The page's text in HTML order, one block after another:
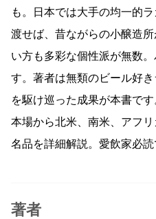
も。日本では大手の均一的
渡せば、昔ながらの小醸造
い方も多彩な個性派が無数
す。著者は無類のビール好
を駆け巡った成果が本書で
本場から北米、南米、アフ
名品を詳細解説。愛飲家必読
著者